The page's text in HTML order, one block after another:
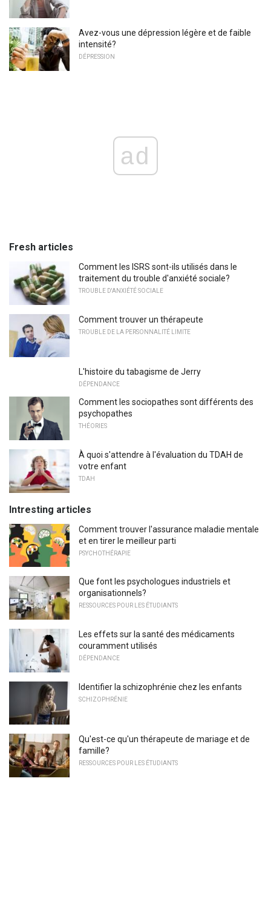
Avez-vous une dépression légère et de faible
intensité?
DÉPRESSION
ad
Fresh articles
Comment les ISRS sont-ils utilisés dans le
traitement du trouble d'anxiété sociale?
TROUBLE D'ANXIÉTÉ SOCIALE
Comment trouver un thérapeute
TROUBLE DE LA PERSONNALITÉ LIMITE
L'histoire du tabagisme de Jerry
DÉPENDANCE
Comment les sociopathes sont différents des
psychopathes
THÉORIES
À quoi s'attendre à l'évaluation du TDAH de
votre enfant
TDAH
Intresting articles
Comment trouver l'assurance maladie mentale
et en tirer le meilleur parti
PSYCHOTHÉRAPIE
Que font les psychologues industriels et
organisationnels?
RESSOURCES POUR LES ÉTUDIANTS
Les effets sur la santé des médicaments
couramment utilisés
DÉPENDANCE
Identifier la schizophrénie chez les enfants
SCHIZOPHRÉNIE
Qu'est-ce qu'un thérapeute de mariage et de
famille?
RESSOURCES POUR LES ÉTUDIANTS